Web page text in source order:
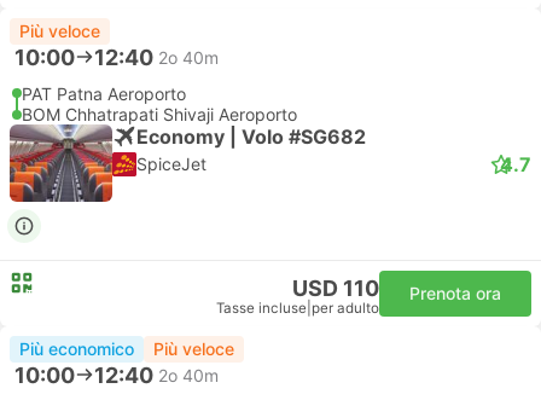
Più veloce
10:00 12:40 2o 40m
PAT Patna Aeroporto
BOM Chhatrapati Shivaji Aeroporto
Economy | Volo #SG682
SpiceJet 4.7
USD 110
Tasse incluse per adulto
Prenota ora
Più economico Più veloce
10:00 12:40 2o 40m